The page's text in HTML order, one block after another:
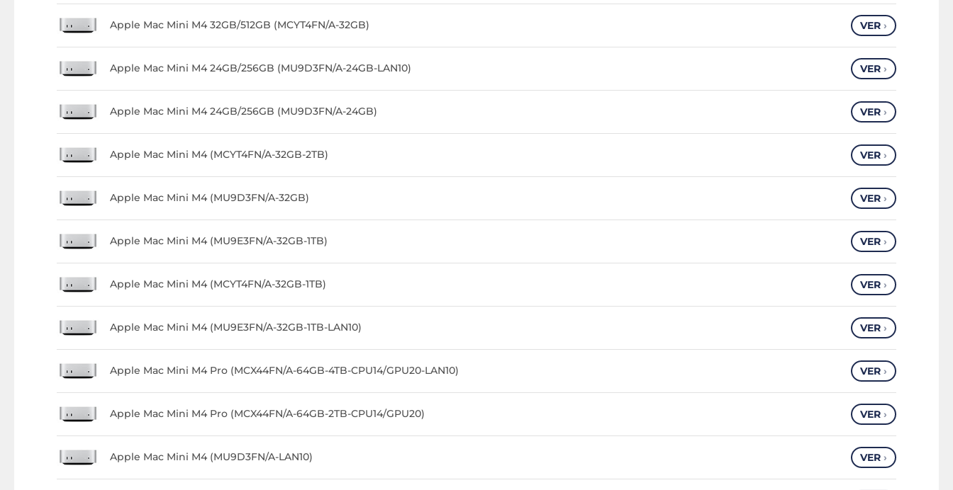
Apple Mac Mini M4 32GB/512GB (MCYT4FN/A-32GB) VER ›
Apple Mac Mini M4 24GB/256GB (MU9D3FN/A-24GB-LAN10) VER ›
Apple Mac Mini M4 24GB/256GB (MU9D3FN/A-24GB) VER ›
Apple Mac Mini M4 (MCYT4FN/A-32GB-2TB) VER ›
Apple Mac Mini M4 (MU9D3FN/A-32GB) VER ›
Apple Mac Mini M4 (MU9E3FN/A-32GB-1TB) VER ›
Apple Mac Mini M4 (MCYT4FN/A-32GB-1TB) VER ›
Apple Mac Mini M4 (MU9E3FN/A-32GB-1TB-LAN10) VER ›
Apple Mac Mini M4 Pro (MCX44FN/A-64GB-4TB-CPU14/GPU20-LAN10) VER ›
Apple Mac Mini M4 Pro (MCX44FN/A-64GB-2TB-CPU14/GPU20) VER ›
Apple Mac Mini M4 (MU9D3FN/A-LAN10) VER ›